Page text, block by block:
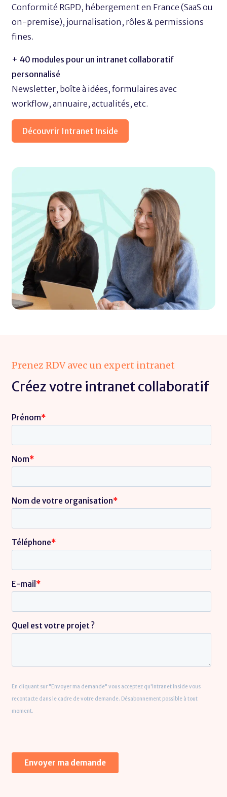
Conformité RGPD, hébergement en France (SaaS ou
on-premise), journalisation, rôles & permissions
fines.
+ 40 modules pour un intranet collaboratif
personnalisé
Newsletter, boîte à idées, formulaires avec
workflow, annuaire, actualités, etc.
Découvrir Intranet Inside
Prenez RDV avec un expert intranet
Créez votre intranet collaboratif